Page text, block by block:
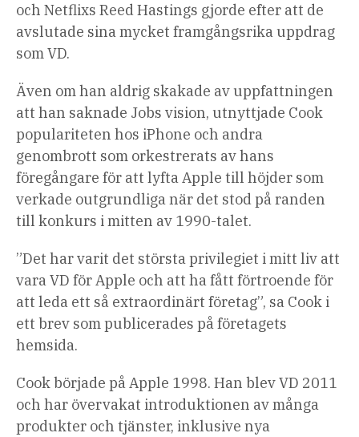
och Netflixs Reed Hastings gjorde efter att de
avslutade sina mycket framgångsrika uppdrag
som VD.
Även om han aldrig skakade av uppfattningen
att han saknade Jobs vision, utnyttjade Cook
populariteten hos iPhone och andra
genombrott som orkestrerats av hans
föregångare för att lyfta Apple till höjder som
verkade outgrundliga när det stod på randen
till konkurs i mitten av 1990-talet.
”Det har varit det största privilegiet i mitt liv att
vara VD för Apple och att ha fått förtroende för
att leda ett så extraordinärt företag”, sa Cook i
ett brev som publicerades på företagets
hemsida.
Cook började på Apple 1998. Han blev VD 2011
och har övervakat introduktionen av många
produkter och tjänster, inklusive nya